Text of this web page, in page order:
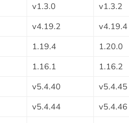
v1.3.0
v1.3.2
v4.19.2
v4.19.4
1.19.4
1.20.0
1.16.1
1.16.2
v5.4.40
v5.4.45
v5.4.44
v5.4.46